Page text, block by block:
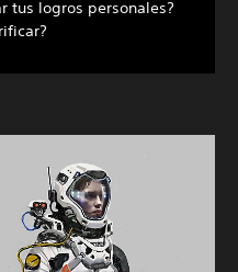
tus logros personales?